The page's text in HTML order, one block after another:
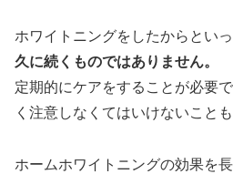
ホワイトニングをしたからとい
久に続くものではありません。
定期的にケアをすることが必要
く注意しなくてはいけないことも
ホームホワイトニングの効果を